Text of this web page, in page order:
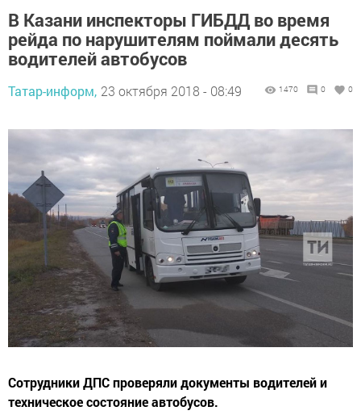
В Казани инспекторы ГИБДД во время
рейда по нарушителям поймали десять
водителей автобусов
Татар-информ, 23 октября 2018 - 08:49 1470 0 0
Сотрудники ДПС проверяли документы водителей и
техническое состояние автобусов.